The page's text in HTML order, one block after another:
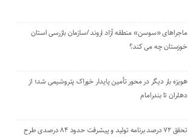
ماجراهای «سوسن» منطقه آزاد اروند /سازمان بازرسی استان
خوزستان چه می کند؟
هویزه بار دیگر در محور تأمین پایدار خوراک پتروشیمی شد؛ از
دهلران تا بندرامام
تحقق ۷۲ درصد برنامه تولید و پیشرفت حدود ۸۴ درصدی طرح